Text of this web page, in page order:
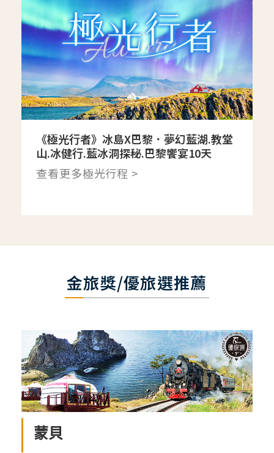
《極光行者》冰島X巴黎．夢幻藍湖.教堂
山.冰健行.藍冰洞探秘.巴黎饗宴10天
查看更多極光行程 >
金旅獎/優旅選推薦
蒙貝